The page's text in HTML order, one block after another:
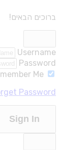
ברוכים הבאים!
Username
Password
Me
Password?
Sign In